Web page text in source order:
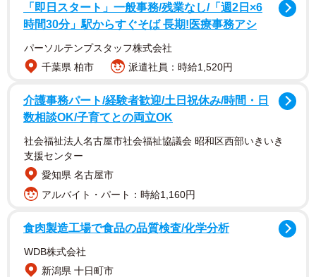
「即日スタート」一般事務/残業なし/「週2日×6
時間30分」駅からすぐそば 長期!医療事務アシ
パーソルテンプスタッフ株式会社
千葉県 柏市
派遣社員：時給1,520円
介護事務パート/経験者歓迎/土日祝休み/時間・日
数相談OK/子育てとの両立OK
社会福祉法人名古屋市社会福祉協議会 昭和区西部いきいき
支援センター
愛知県 名古屋市
アルバイト・パート：時給1,160円
食肉製造工場で食品の品質検査/化学分析
WDB株式会社
新潟県 十日町市